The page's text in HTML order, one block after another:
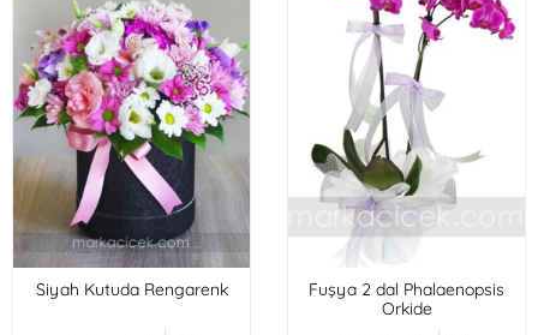
Siyah Kutuda Rengarenk
Fuşya 2 dal Phalaenopsis
Orkide